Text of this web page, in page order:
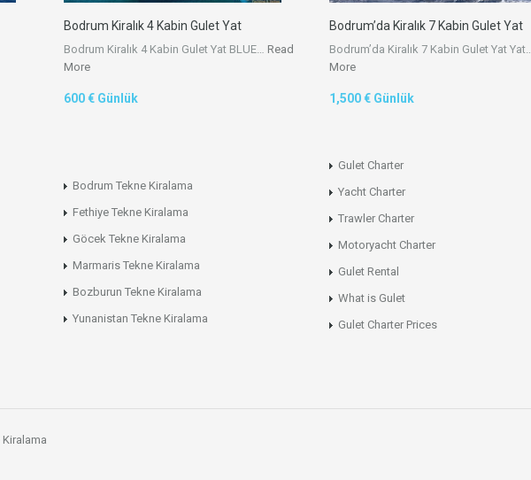
Bodrum Kiralık 4 Kabin Gulet Yat
Bodrum Kiralık 4 Kabin Gulet Yat BLUE… Read
More
600 € Günlük
Bodrum Tekne Kiralama
Fethiye Tekne Kiralama
Göcek Tekne Kiralama
Marmaris Tekne Kiralama
Bozburun Tekne Kiralama
Yunanistan Tekne Kiralama
Bodrum’da Kiralık 7 Kabin Gulet Yat
Bodrum’da Kiralık 7 Kabin Gulet Yat Yat…
More
1,500 € Günlük
Gulet Charter
Yacht Charter
Trawler Charter
Motoryacht Charter
Gulet Rental
What is Gulet
Gulet Charter Prices
Kiralama